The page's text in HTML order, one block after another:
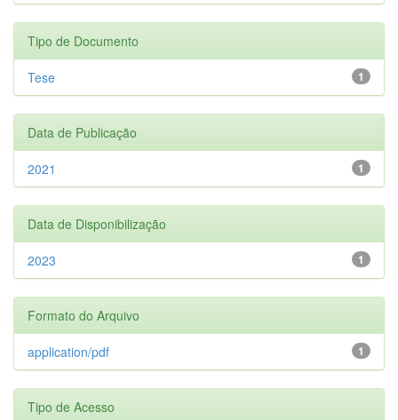
Tipo de Documento
1
Tese
Data de Publicação
1
2021
Data de Disponibilização
1
2023
Formato do Arquivo
1
application/pdf
Tipo de Acesso